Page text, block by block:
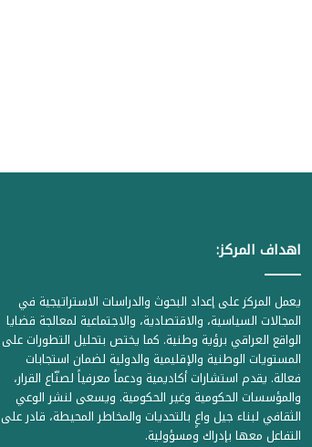
اهداف المركز:
يعمل المركز على إعداد البحوث والدراسات الاستراتيجية في
المجالات السياسية، والاقتصادية، والاجتماعية لمعالجة قضايا
الواقع العراقي برؤية وطنية. كما يختص بتحليل التطورات على
المستويات الوطنية والإقليمية والدولية لضمان استجابات
فعالة. يقدم استشارات أكاديمية ودعماً معرفياً لصنّاع القرار،
والمؤسسات الحكومية وغير الحكومية. ويسعى لنشر الوعي
الثقافي لبناء جيل واعٍ بالتحديات والمخاطر المحيطة، قادر على
التفاعل معها بإدراك ومسؤولية.